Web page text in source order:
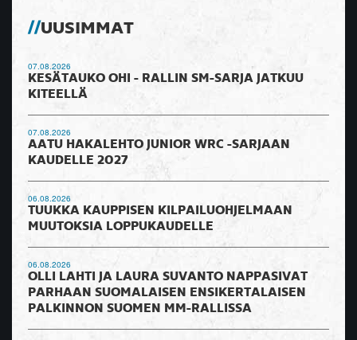
UUSIMMAT
07.08.2026
KESÄTAUKO OHI - RALLIN SM-SARJA JATKUU
KITEELLÄ
07.08.2026
AATU HAKALEHTO JUNIOR WRC -SARJAAN
KAUDELLE 2027
06.08.2026
TUUKKA KAUPPISEN KILPAILUOHJELMAAN
MUUTOKSIA LOPPUKAUDELLE
06.08.2026
OLLI LAHTI JA LAURA SUVANTO NAPPASIVAT
PARHAAN SUOMALAISEN ENSIKERTALAISEN
PALKINNON SUOMEN MM-RALLISSA